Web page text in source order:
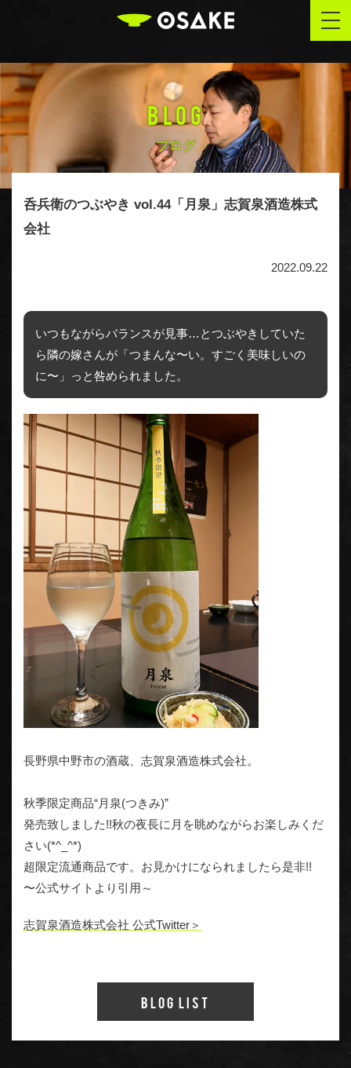
BLOG
ブログ
呑兵衛のつぶやき vol.44「月泉」志賀泉酒造株式
会社
2022.09.22
いつもながらバランスが見事…とつぶやきしていた
ら隣の嫁さんが「つまんな〜い。すごく美味しいの
に〜」っと咎められました。
長野県中野市の酒蔵、志賀泉酒造株式会社。
秋季限定商品“月泉(つきみ)”
発売致しました!!秋の夜長に月を眺めながらお楽しみくだ
さい(*^_^*)
超限定流通商品です。お見かけになられましたら是非!!
〜公式サイトより引用～
志賀泉酒造株式会社 公式Twitter＞
Blog List